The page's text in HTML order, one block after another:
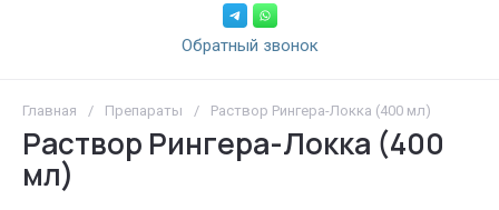
Обратный звонок
Главная / Препараты / Раствор Рингера-Локка (400 мл)
Раствор Рингера-Локка (400
мл)